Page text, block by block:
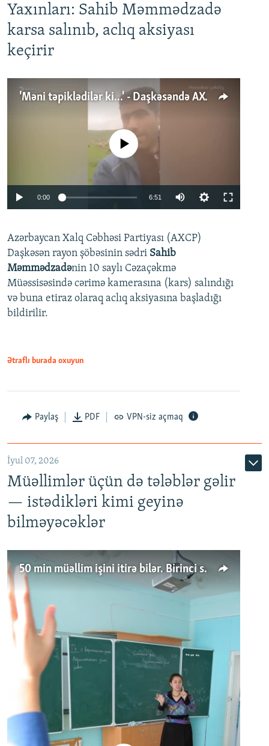
Yaxınları: Sahib Məmmədzadə
karsa salınıb, aclıq aksiyası
keçirir
'Məni təpiklədilər ki...' - Daşkəsəndə AXCP fəalının yaxınları onun həbsinə etiraz edirlər
Auto 240p 360p
720p 1080p
No media source currently available
0:00 6:51
360p
720p
1080p
Azərbaycan Xalq Cəbhəsi Partiyası (AXCP)
Daşkəsən rayon şöbəsinin sədri Sahib
Məmmədzadənin 10 saylı Cəzaçəkmə
Müəssisəsində cərimə kamerasına (kars) salındığı
və buna etiraz olaraq aclıq aksiyasına başladığı
bildirilir.
Ətraflı burada oxuyun
Paylaş PDF VPN-siz açmaq
İyul 07, 2026
Müəllimlər üçün də tələblər gəlir
— istədikləri kimi geyinə
bilməyəcəklər
50 min müəllim işini itirə bilər. Birinci sinfə gedənlər azalır